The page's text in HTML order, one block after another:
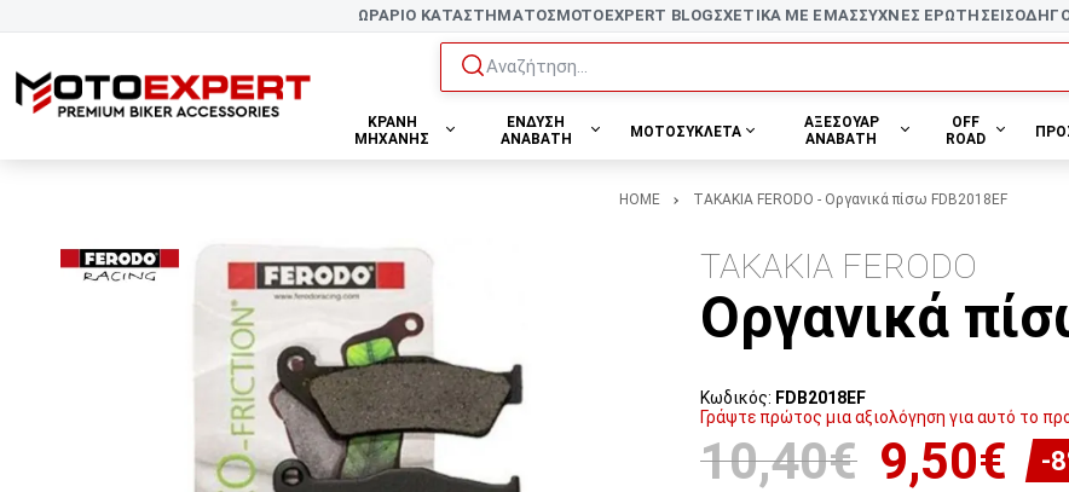
ΩΡΑΡΙΟ ΚΑΤΑΣΤΗΜΑΤΟΣMOTOEXPERT BLOGΣΧΕΤΙΚΑ ΜΕ ΕΜΑΣΣΥΧΝΕΣ ΕΡΩΤΗΣΕΙΣ
Αναζήτηση...
ΚΡΑΝΗ
ΜΗΧΑΝΗΣ
ΕΝΔΥΣΗ
ΑΝΑΒΑΤΗ
ΜΟΤΟΣΥΚΛΕΤΑ
ΑΞΕΣΟΥΑΡ
ΑΝΑΒΑΤΗ
OFF
ROAD
HOME ΤΑΚΑΚΙΑ FERODO - Οργανικά πίσω FDB2018EF
ΤΑΚΑΚΙΑ FERODO
Οργανικά
Κωδικός: FDB2018EF
Γράψτε πρώτος μια αξιολόγηση για αυτό το
10,40€ 9,50€ -